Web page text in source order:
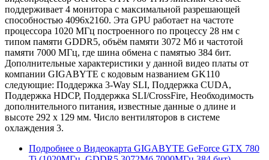
поддерживает 4 монитора с максимальной разрешающей
способностью 4096x2160. Эта GPU работает на частоте
процессора 1020 МГц построенного по процессу 28 нм с
типом памяти GDDR5, объём памяти 3072 Мб и частотой
памяти 7000 МГц, где шина обмена с памятью 384 бит.
Дополнительные характеристики у данной видео платы от
компании GIGABYTE с кодовым названием GK110
следующие: Поддержка 3-Way SLI, Поддержка CUDA,
Поддержка HDCP, Поддержка SLI/CrossFire, Необходимость
дополнительного питания, известные данные о длине и
высоте 292 х 129 мм. Число вентиляторов в системе
охлаждения 3.
Подробнее о Видеокарта GIGABYTE GeForce GTX 780